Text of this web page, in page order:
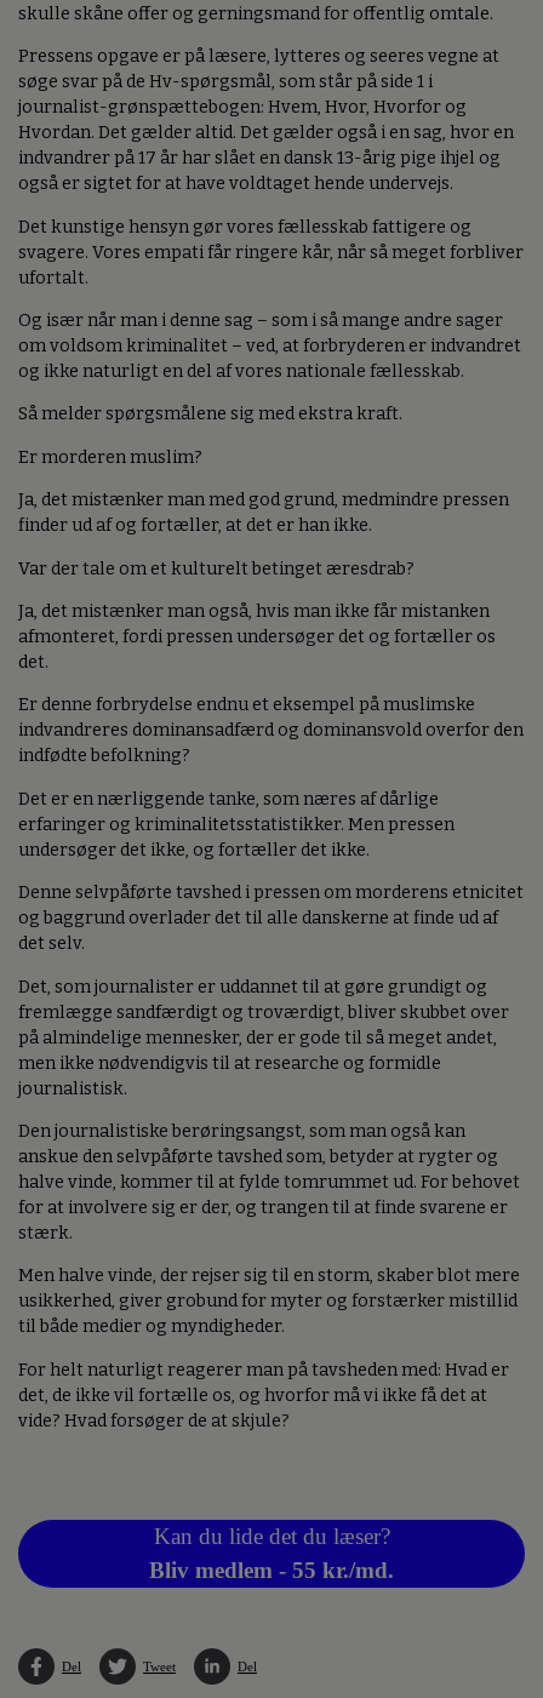
skulle skåne offer og gerningsmand for offentlig omtale.
Pressens opgave er på læsere, lytteres og seeres vegne at
søge svar på de Hv-spørgsmål, som står på side 1 i
journalist-grønspættebogen: Hvem, Hvor, Hvorfor og
Hvordan. Det gælder altid. Det gælder også i en sag, hvor en
indvandrer på 17 år har slået en dansk 13-årig pige ihjel og
også er sigtet for at have voldtaget hende undervejs.
Det kunstige hensyn gør vores fællesskab fattigere og
svagere. Vores empati får ringere kår, når så meget forbliver
ufortalt.
Og især når man i denne sag – som i så mange andre sager
om voldsom kriminalitet – ved, at forbryderen er indvandret
og ikke naturligt en del af vores nationale fællesskab.
Så melder spørgsmålene sig med ekstra kraft.
Er morderen muslim?
Ja, det mistænker man med god grund, medmindre pressen
finder ud af og fortæller, at det er han ikke.
Var der tale om et kulturelt betinget æresdrab?
Ja, det mistænker man også, hvis man ikke får mistanken
afmonteret, fordi pressen undersøger det og fortæller os
det.
Er denne forbrydelse endnu et eksempel på muslimske
indvandreres dominansadfærd og dominansvold overfor den
indfødte befolkning?
Det er en nærliggende tanke, som næres af dårlige
erfaringer og kriminalitetsstatistikker. Men pressen
undersøger det ikke, og fortæller det ikke.
Denne selvpåførte tavshed i pressen om morderens etnicitet
og baggrund overlader det til alle danskerne at finde ud af
det selv.
Det, som journalister er uddannet til at gøre grundigt og
fremlægge sandfærdigt og troværdigt, bliver skubbet over
på almindelige mennesker, der er gode til så meget andet,
men ikke nødvendigvis til at researche og formidle
journalistisk.
Den journalistiske berøringsangst, som man også kan
anskue den selvpåførte tavshed som, betyder at rygter og
halve vinde, kommer til at fylde tomrummet ud. For behovet
for at involvere sig er der, og trangen til at finde svarene er
stærk.
Men halve vinde, der rejser sig til en storm, skaber blot mere
usikkerhed, giver grobund for myter og forstærker mistillid
til både medier og myndigheder.
For helt naturligt reagerer man på tavsheden med: Hvad er
det, de ikke vil fortælle os, og hvorfor må vi ikke få det at
vide? Hvad forsøger de at skjule?
Kan du lide det du læser?
Bliv medlem - 55 kr./md.
Del Tweet Del